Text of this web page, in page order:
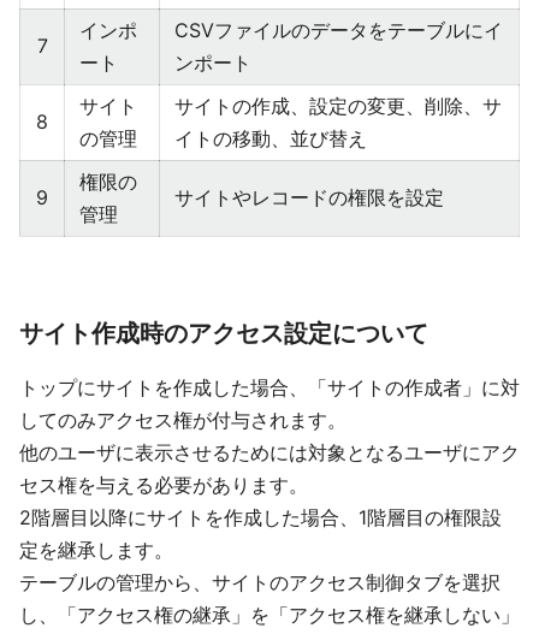
7
インポ
ート
CSVファイルのデータをテーブルにイ
ンポート
8
サイト
の管理
サイトの作成、設定の変更、削除、サ
イトの移動、並び替え
9
権限の
管理
サイトやレコードの権限を設定
サイト作成時のアクセス設定について
トップにサイトを作成した場合、「サイトの作成者」に対
してのみアクセス権が付与されます。
他のユーザに表示させるためには対象となるユーザにアク
セス権を与える必要があります。
2階層目以降にサイトを作成した場合、1階層目の権限設
定を継承します。
テーブルの管理から、サイトのアクセス制御タブを選択
し、「アクセス権の継承」を「アクセス権を継承しない」